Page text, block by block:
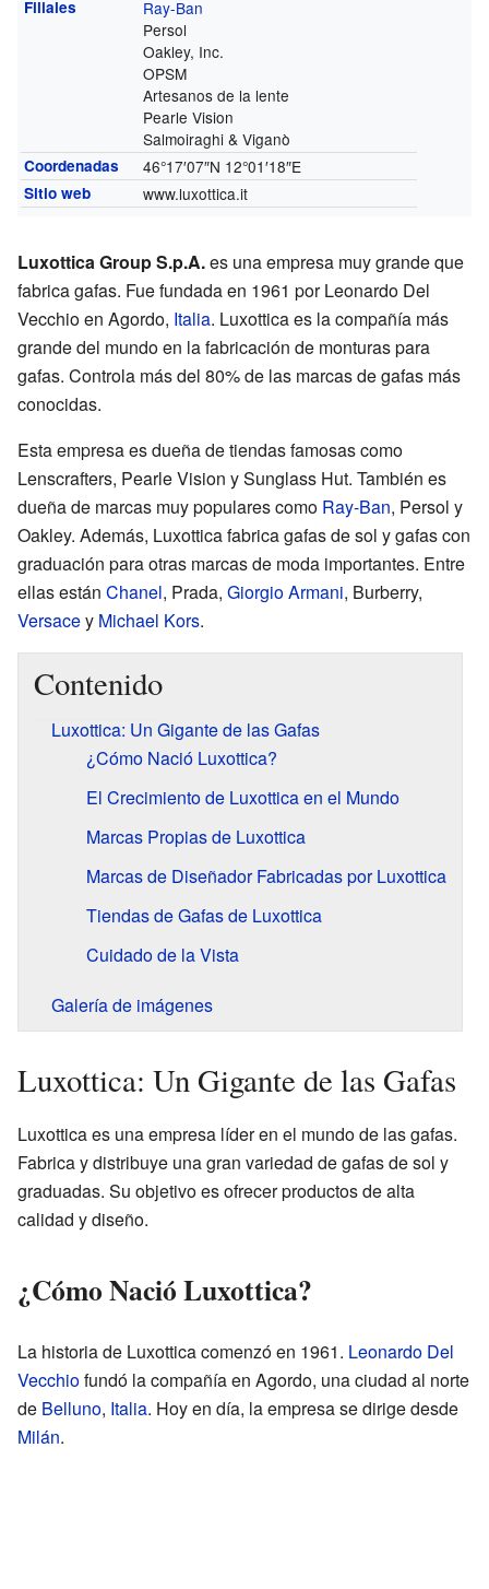
Filiales
Ray-Ban
Persol
Oakley, Inc.
OPSM
Artesanos de la lente
Pearle Vision
Salmoiraghi & Viganò
Coordenadas 46°17′07″N 12°01′18″E
Sitio web www.luxottica.it
Luxottica Group S.p.A.es una empresa muy grande que
fabrica gafas. Fue fundada en 1961 por Leonardo Del
Vecchio en Agordo, Italia. Luxottica es la compañía más
grande del mundo en la fabricación de monturas para
gafas. Controla más del 80% de las marcas de gafas más
conocidas.
Esta empresa es dueña de tiendas famosas como
Lenscrafters, Pearle Vision y Sunglass Hut. También es
dueña de marcas muy populares como Ray-Ban, Persol y
Oakley. Además, Luxottica fabrica gafas de sol y gafas con
graduación para otras marcas de moda importantes. Entre
ellas están Chanel, Prada, Giorgio Armani, Burberry,
Versacey Michael Kors.
Contenido
Luxottica: Un Gigante de las Gafas
¿Cómo Nació Luxottica?
El Crecimiento de Luxottica en el Mundo
Marcas Propias de Luxottica
Marcas de Diseñador Fabricadas por Luxottica
Tiendas de Gafas de Luxottica
Cuidado de la Vista
Galería de imágenes
Luxottica: Un Gigante de las Gafas
Luxottica es una empresa líder en el mundo de las gafas.
Fabrica y distribuye una gran variedad de gafas de sol y
graduadas. Su objetivo es ofrecer productos de alta
calidad y diseño.
¿Cómo Nació Luxottica?
La historia de Luxottica comenzó en 1961. Leonardo Del
Vecchiofundó la compañía en Agordo, una ciudad al norte
de Belluno, Italia. Hoy en día, la empresa se dirige desde
Milán.